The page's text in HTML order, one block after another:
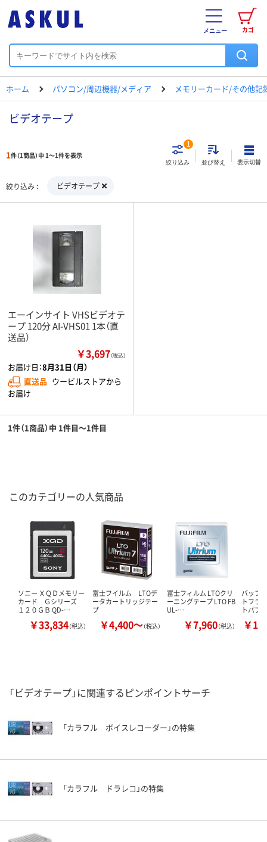
カゴ
メニュー
ホーム パソコン/周辺機器/メディア メモリーカード/その他記
ビデオテープ
1件（1商品）中 1～1件を表示
絞り込み
1
並び替え 表示切替
絞り込み ビデオテープ
エーインサイト VHSビデオテ
ープ 120分 AI-VHS01 1本（直
送品）
￥3,697（税込）
お届け日：8月31日（月）
直送品 ウービルストアから
お届け
1件（1商品）中 1件目～1件目
このカテゴリーの人気商品
ソニー ＸＱＤメモリー
カード Ｇシリーズ
１２０ＧＢ QD-…
￥33,834（税込）
富士フイルム LTOデ
ータカートリッジテー
プ
￥4,400～（税込）
富士フィルム LTOクリ
ーニングテープ LTO FB
UL-…
￥7,960（税込）
バッフ
トフラ
トパフ
￥
「ビデオテープ」に関連するピンポイントサーチ
「カラフル ボイスレコーダー」の特集
「カラフル ドラレコ」の特集